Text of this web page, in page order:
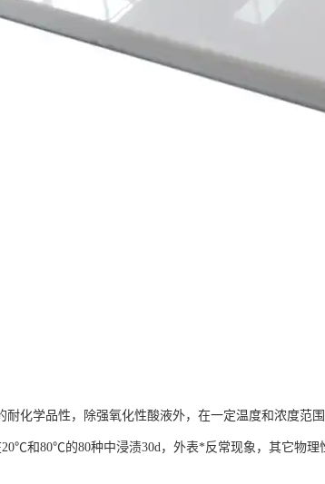
耐化学品性，除强氧化性酸液外，在一定温度和浓度范
和80℃的80种中浸渍30d，外表*反常现象，其它物理